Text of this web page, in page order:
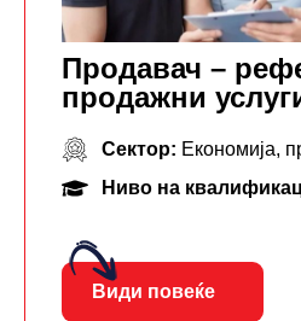
Продавач –
продажни
Сектор: Економија,
Ниво на
Види повеќе